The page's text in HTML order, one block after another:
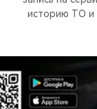
НОВИНКИ
ПОДДЕРЖКА
CHERY В
историю ТО и